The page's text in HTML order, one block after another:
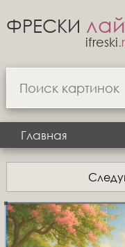
ФРЕСКИ
ifreski
Главная